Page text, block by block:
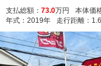
支払総額： 73.0万円 本体価
年式： 2019年 走行距離： 1.6